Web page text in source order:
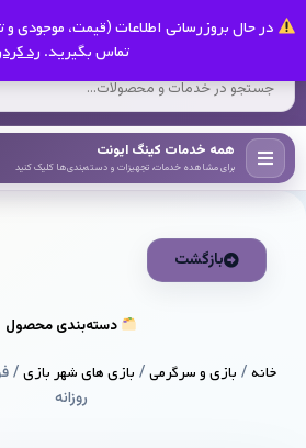
در حال بروزرسانی اطلاعات (قیمت، موجودی و
تماس بگیرید. رد
کینگ ایونت
همه خدمات کینگ ایونت
برای مشاهده خدمات، تجهیزات و دسته‌بندی‌ها کلیک کنید
بازگشت
دسته‌بندی محصول
خانه/ بازی و سرگرمی/ بازی های شهر بازی/
روزانه